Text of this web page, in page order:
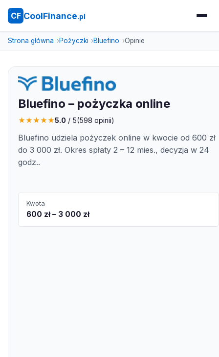
CF CoolFinance.pl
Strona główna Pożyczki Bluefino Opinie
Bluefino – pożyczka online
★★★★★5.0 / 5(598 opinii)
Bluefino udziela pożyczek online w kwocie od 600 zł
do 3 000 zł. Okres spłaty 2 – 12 mies., decyzja w 24
godz..
Kwota
600 zł – 3 000 zł